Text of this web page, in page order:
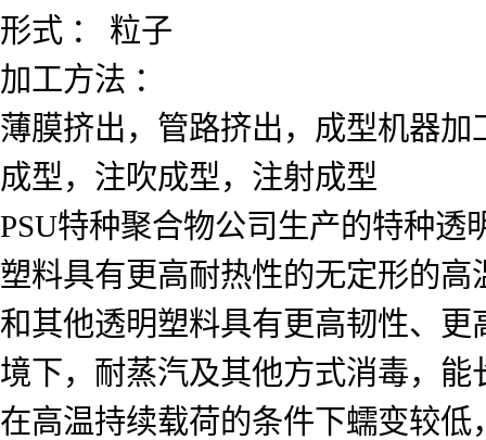
形式 ： 粒子
加工方法 ：
薄膜挤出，管路挤出，成型机器
成型，注吹成型，注射成型
PSU特种聚合物公司生产的特种
塑料具有更高耐热性的无定形的
和其他透明塑料具有更高韧性、
境下，耐蒸汽及其他方式消毒，
在高温持续载荷的条件下蠕变较